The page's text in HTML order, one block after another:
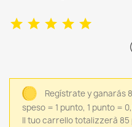
Regístrate y ganarás
speso = 1 punto, 1 punto =
Il tuo carrello totalizzerà